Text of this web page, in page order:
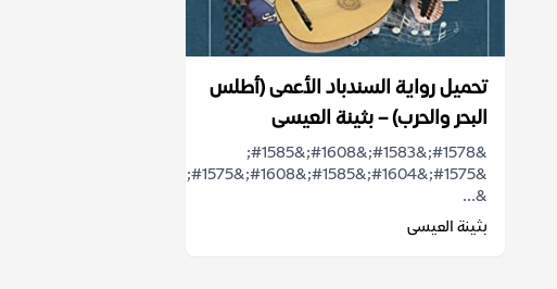
تحميل رواية السندباد الأعمى (أطلس
البحر والحرب) – بثينة العيسى
&#1578;&#1583;&#1608;&#1585;
&...
بثينة العيسى